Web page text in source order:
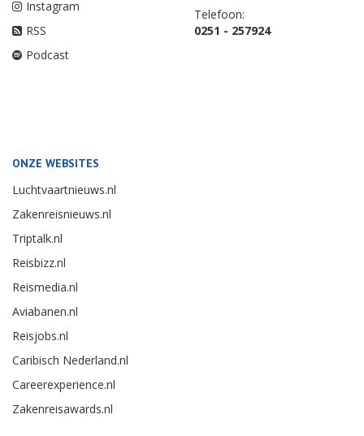
Instagram
RSS
Podcast
Telefoon:
0251 - 257924
ONZE WEBSITES
Luchtvaartnieuws.nl
Zakenreisnieuws.nl
Triptalk.nl
Reisbizz.nl
Reismedia.nl
Aviabanen.nl
Reisjobs.nl
Caribisch Nederland.nl
Careerexperience.nl
Zakenreisawards.nl